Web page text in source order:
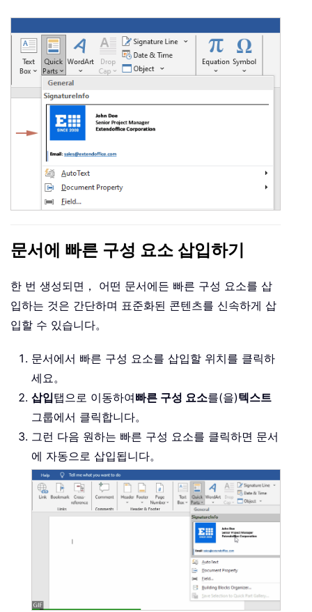
문서에 빠른 구성 요소 삽입하기
한 번 생성되면， 어떤 문서에든 빠른 구성 요소를 삽
입하는 것은 간단하며 표준화된 콘텐츠를 신속하게 삽
입할 수 있습니다。
문서에서 빠른 구성 요소를 삽입할 위치를 클릭하
세요。
삽입탭으로 이동하여빠른 구성 요소를(을)텍스트
그룹에서 클릭합니다。
그런 다음 원하는 빠른 구성 요소를 클릭하면 문서
에 자동으로 삽입됩니다。